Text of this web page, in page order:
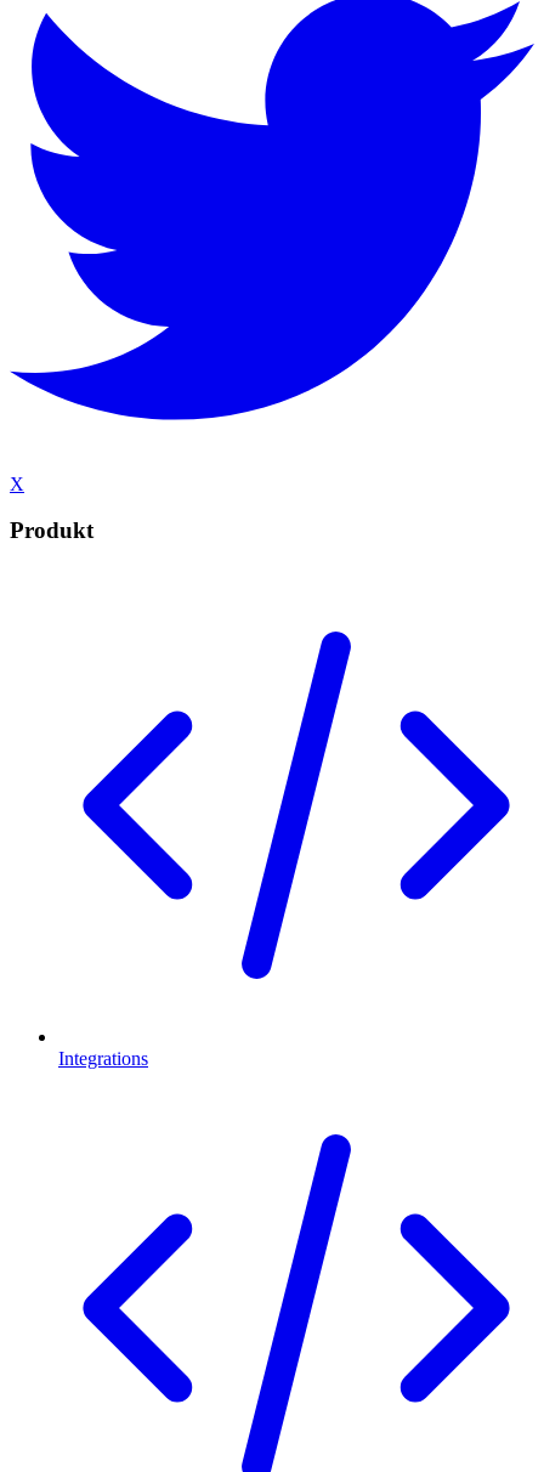
X
Produkt
Integrations